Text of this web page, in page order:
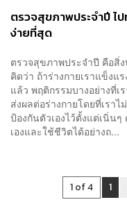
ตรวจสุขภาพประจำปี ไป
ง่ายที่สุด
ตรวจสุขภาพประจำปี คือสิ่
คิดว่า ถ้าร่างกายเราแข็งแ
แล้ว พฤติกรรมบางอย่างที่
ส่งผลต่อร่างกายโดยที่เรา
ป้องกันตัวเองไว้ตั้งแต่เนิ่น
เองและใช้ชีวิตได้อย่างถ...
1 of 4 1